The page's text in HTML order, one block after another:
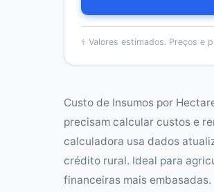
⚕️ Valores estimados. Preços e
Custo de Insumos por
precisam calcular custos e
calculadora usa dados
crédito rural. Ideal para
financeiras mais embasadas.